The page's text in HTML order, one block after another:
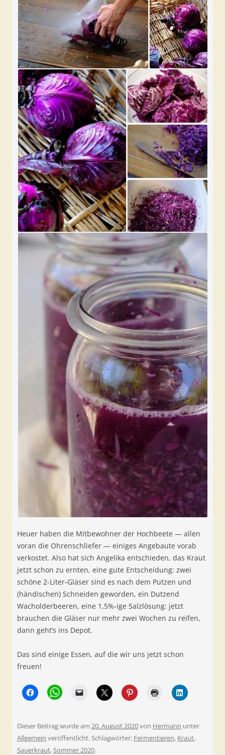
Heuer haben die Mitbewohner der Hochbeete — allen
voran die Ohrenschliefer — einiges Angebaute vorab
verkostet. Also hat sich Angelika entschieden, das Kraut
jetzt schon zu ernten, eine gute Entscheidung: zwei
schöne 2-Liter-Gläser sind es nach dem Putzen und
(händischen) Schneiden geworden, ein Dutzend
Wacholderbeeren, eine 1,5%-ige Salzlösung: jetzt
brauchen die Gläser nur mehr zwei Wochen zu reifen,
dann geht’s ins Depot.
Das sind einige Essen, auf die wir uns jetzt schon
freuen!
Dieser Beitrag wurde am 20. August 2020von Hermann unter
Allgemein veröffentlicht. Schlagwörter: Fermentieren, Kraut,
Sauerkraut,Sommer 2020.